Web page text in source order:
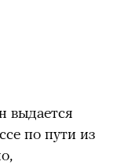
выдается
по пути из